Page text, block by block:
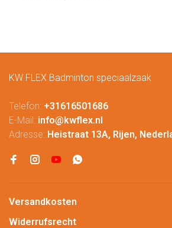
KW FLEX Badminton speciaalzaak
Telefon: +31616501686
E-Mail: info@kwflex.nl
Adresse: Heistraat 13A, Rijen,
Versandkosten
Widerrufsrecht